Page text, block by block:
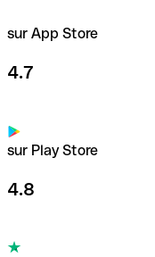
sur App Store
4.7
sur Play Store
4.8